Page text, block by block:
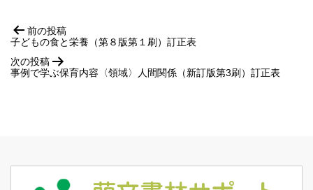
投
稿
ナ
ビ
前の投稿
子どもの食と栄養（第８版第１刷）訂正表
次の投稿
事例で学ぶ保育内容〈領域〉人間関係（新訂版第3刷）訂正表